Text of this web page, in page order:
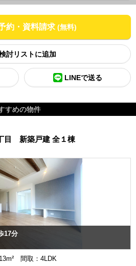
約・資料請求 (無料)
討リスト
LINEで送る
すめの物件
目 新築戸建 全１棟
17分
間取：4LDK